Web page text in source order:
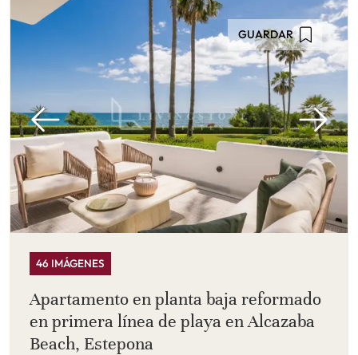
GUARDAR
46 IMÁGENES
Apartamento en planta baja reformado
en primera línea de playa en Alcazaba
Beach, Estepona